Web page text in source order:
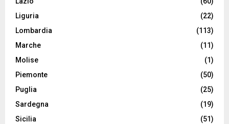
Liguria
(22)
Lombardia
(113)
Marche
(11)
Molise
(1)
Piemonte
(50)
Puglia
(25)
Sardegna
(19)
Sicilia
(51)